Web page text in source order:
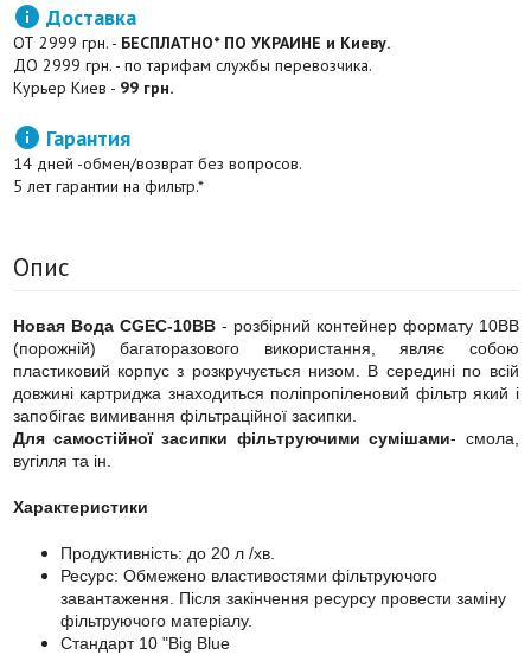
 Доставка
ОТ 2999 грн. - БЕСПЛАТНО* ПО УКРАИНЕ и Киеву.
ДО 2999 грн. - по тарифам службы перевозчика.
Курьер Киев - 99 грн.
 Гарантия
14 дней -обмен/возврат без вопросов.
5 лет гарантии на фильтр.*
Опис
Новая Вода CGEC-10ВВ- розбірний контейнер формату 10ВВ
(порожній) багаторазового використання, являє собою
пластиковий корпус з розкручується низом. В середині по всій
довжині картриджа знаходиться поліпропіленовий фільтр який і
запобігає вимивання фільтраційної засипки.
Для самостійної засипки фільтруючими сумішами- смола,
вугілля та ін.
Характеристики
Продуктивність: до 20 л /хв.
Ресурс: Обмежено властивостями фільтруючого
завантаження. Після закінчення ресурсу провести заміну
фільтруючого матеріалу.
Стандарт 10 "Big Blue